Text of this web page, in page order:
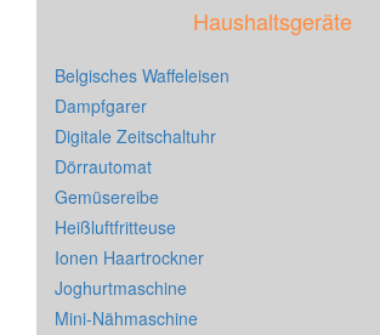
Haushaltsgeräte
Belgisches Waffeleisen
Dampfgarer
Digitale Zeitschaltuhr
Dörrautomat
Gemüsereibe
Heißluftfritteuse
Ionen Haartrockner
Joghurtmaschine
Mini-Nähmaschine